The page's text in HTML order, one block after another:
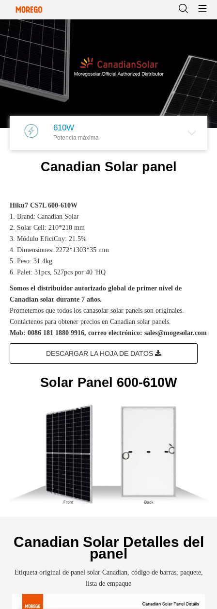
610W
Potencia máxima
Canadian Solar panel
Hiku7 CS7L 600-610W
1. Brand: Canadian Solar
2. Solar Cell: 210*210 mm
3. Módulo EficiCny: 21.5%
4. Dimensiones: 2272*1303*35 mm
5. Peso: 31.4kg
6. Palet: 31pcs, 527pcs por 40 'HQ
Somos el distribuidor autorizado global de primer nivel de
Canadian solar durante 7 años.
Prometemos que todos los canasolar solar panels son originales.
Contáctenos para obtener precios en Canadian solar panels.
Mob: 0086 181 1880 9916, correo electrónico: sales@mogesolar.com
DESCARGAR LA HOJA DE DATOS
Solar Panel 600-610W
Canadian Solar Detalles del
panel
Etiqueta original de panel solar Canadian, código de barras, paquete,
lista de empaque